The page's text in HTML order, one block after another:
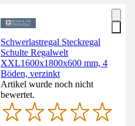
Schwerlastregal Steckregal
Schulte Regalwelt
XXL1600x1800x600 mm, 4
Böden, verzinkt
Artikel wurde noch nicht
bewertet.